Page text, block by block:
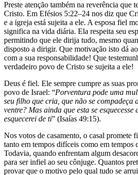
Preste atenção também na reverência que
Cristo. Em Efésios 5:22–24 nos diz que
e a igreja está sujeita a ele. A esposa fiel
significa na vida diária. Ela respeita seu
permitindo que ele dirija tudo, mesmo
disposto a dirigir. Que motivação isto dá
com a sua responsabilidade! Que
verdadeiro povo de Cristo se sujeita a ele!
Deus é fiel. Ele sempre cumpre as suas
povo de Israel: “Porventura pode uma
seu filho que cria, que não se compadeça
ventre? Mas ainda que esta se
esquecerei de ti” (Isaías 49:15).
Nos votos de casamento, o casal promete
tanto em tempos difíceis como em tempos
Todavia, quando enfrentam algum
para ser infiel ao seu cônjuge. Quantos
provar que o motivo pelo qual tudo se